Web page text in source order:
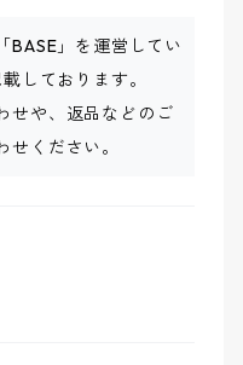
BASE」を運営してい
しております。
せや、返品などのご
せください。